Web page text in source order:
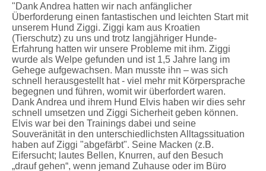
"Dank Andrea hatten wir nach anfänglicher
Überforderung einen fantastischen und leichten Start mit
unserem Hund Ziggi. Ziggi kam aus Kroatien
(Tierschutz) zu uns und trotz langjähriger Hunde-
Erfahrung hatten wir unsere Probleme mit ihm. Ziggi
wurde als Welpe gefunden und ist 1,5 Jahre lang im
Gehege aufgewachsen. Man musste ihn – was sich
schnell herausgestellt hat - viel mehr mit Körpersprache
begegnen und führen, womit wir überfordert waren.
Dank Andrea und ihrem Hund Elvis haben wir dies sehr
schnell umsetzen und Ziggi Sicherheit geben können.
Elvis war bei den Trainings dabei und seine
Souveränität in den unterschiedlichsten Alltagssituation
haben auf Ziggi "abgefärbt". Seine Macken (z.B.
Eifersucht; lautes Bellen, Knurren, auf den Besuch
„drauf gehen“, wenn jemand Zuhause oder im Büro